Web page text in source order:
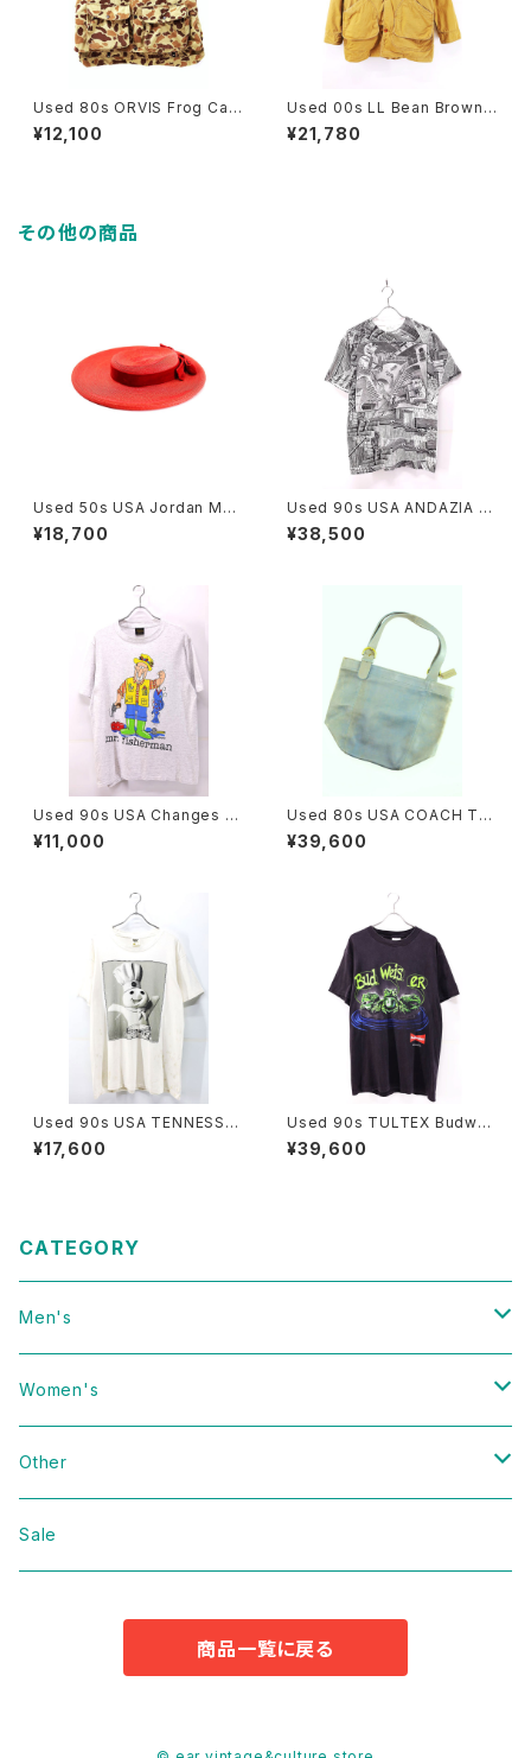
Used 80s ORVIS Frog Cam
o Hunting Gimmick Vest Si
ze L 古着
¥12,100
Used 00s LL Bean Brown
PRIMALOFT Liner Original
Field Hunting Jacket Size
¥21,780
その他の商品
Used 50s USA Jordan Mar
sh BOSTON Red Velor Rib
bon Design Straw Hat Size
¥18,700
Used 90s USA ANDAZIA M
C ESCHER Relativity Trick
Art All Over Graphic T-Shir
¥38,500
Used 90s USA Changes Ji
m Benton Mr Fisherman Po
p Art Graphic T-Shirt Size
¥11,000
Used 80s USA COACH Tur
quoise Rare Color Fade Gr
ab Leather Big Size Shold
¥39,600
Used 90s USA TENNESSEE
RIVER Doughboy Parody G
raphic T-Shirt Size L 古着
¥17,600
Used 90s TULTEX Budwei
ser Black 3Frog Both Grap
hic T-Shirt Size L 古着
¥39,600
CATEGORY
Men's
Vintage
Domestic
Jacket
Women's
Vintage
Domestic
Other
bag
Accessories
Sale
商品一覧に戻る